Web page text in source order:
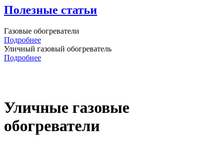
Полезные статьи
Газовые обогреватели
Подробнее
Уличный газовый обогреватель
Подробнее
Уличные газовые
обогреватели